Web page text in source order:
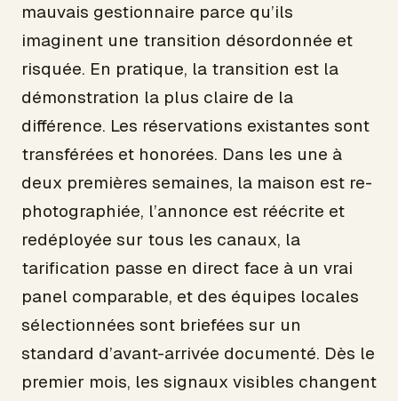
mauvais gestionnaire parce qu’ils
imaginent une transition désordonnée et
risquée. En pratique, la transition est la
démonstration la plus claire de la
différence. Les réservations existantes sont
transférées et honorées. Dans les une à
deux premières semaines, la maison est re-
photographiée, l’annonce est réécrite et
redéployée sur tous les canaux, la
tarification passe en direct face à un vrai
panel comparable, et des équipes locales
sélectionnées sont briefées sur un
standard d’avant-arrivée documenté. Dès le
premier mois, les signaux visibles changent